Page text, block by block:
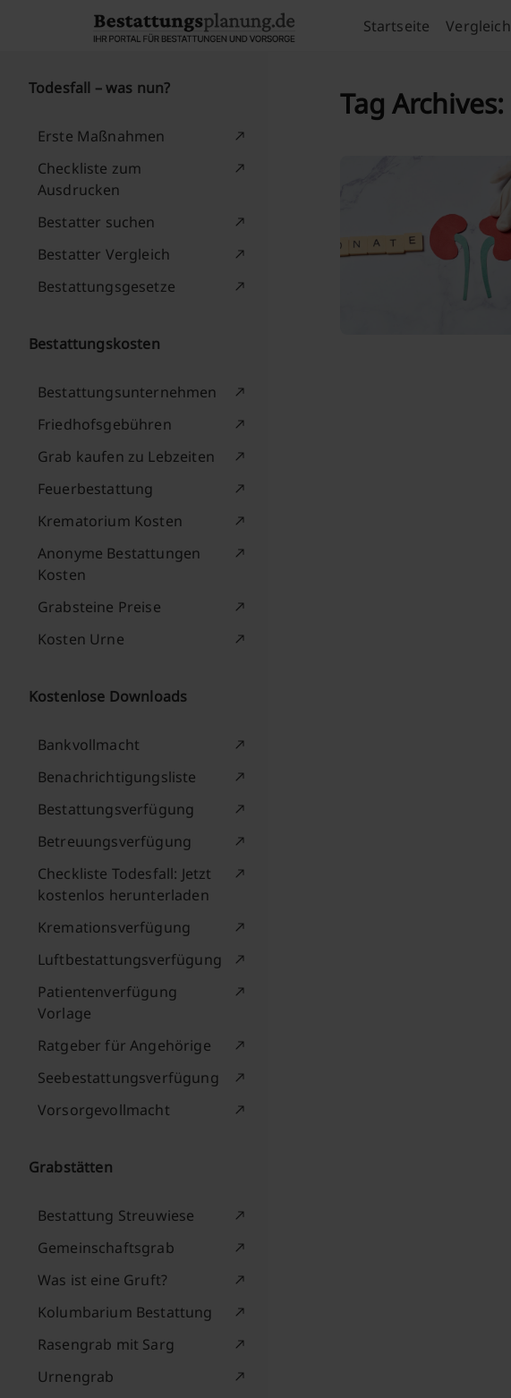
Startseite Vergleich
Todesfall – was nun?
Erste Maßnahmen
Checkliste zum
Ausdrucken
Bestatter suchen
Bestatter Vergleich
Bestattungsgesetze
Bestattungskosten
Bestattungsunternehmen
Friedhofsgebühren
Grab kaufen zu Lebzeiten
Feuerbestattung
Krematorium Kosten
Anonyme Bestattungen
Kosten
Grabsteine Preise
Kosten Urne
Kostenlose Downloads
Bankvollmacht
Benachrichtigungsliste
Bestattungsverfügung
Betreuungsverfügung
Checkliste Todesfall: Jetzt
kostenlos herunterladen
Kremationsverfügung
Luftbestattungsverfügung
Patientenverfügung
Vorlage
Ratgeber für Angehörige
Seebestattungsverfügung
Vorsorgevollmacht
Grabstätten
Bestattung Streuwiese
Gemeinschaftsgrab
Was ist eine Gruft?
Kolumbarium Bestattung
Rasengrab mit Sarg
Urnengrab
Tag Archives: